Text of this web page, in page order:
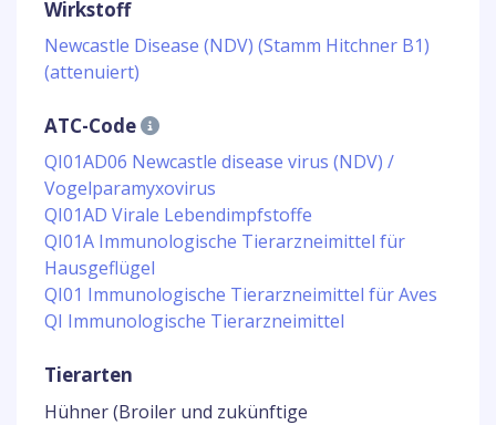
Wirkstoff
Newcastle Disease (NDV) (Stamm Hitchner B1)
(attenuiert)
ATC-Code
QI01AD06 Newcastle disease virus (NDV) /
Vogelparamyxovirus
QI01AD Virale Lebendimpfstoffe
QI01A Immunologische Tierarzneimittel für
Hausgeflügel
QI01 Immunologische Tierarzneimittel für Aves
QI Immunologische Tierarzneimittel
Tierarten
Hühner (Broiler und zukünftige